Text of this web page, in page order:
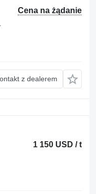
Cena na żądanie
z dealerem
1 150 USD / t